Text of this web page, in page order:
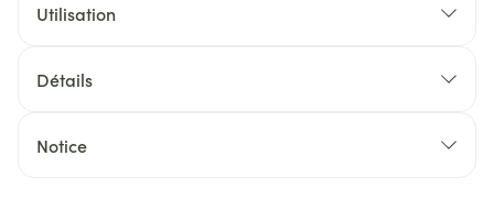
Utilisation
Détails
Notice